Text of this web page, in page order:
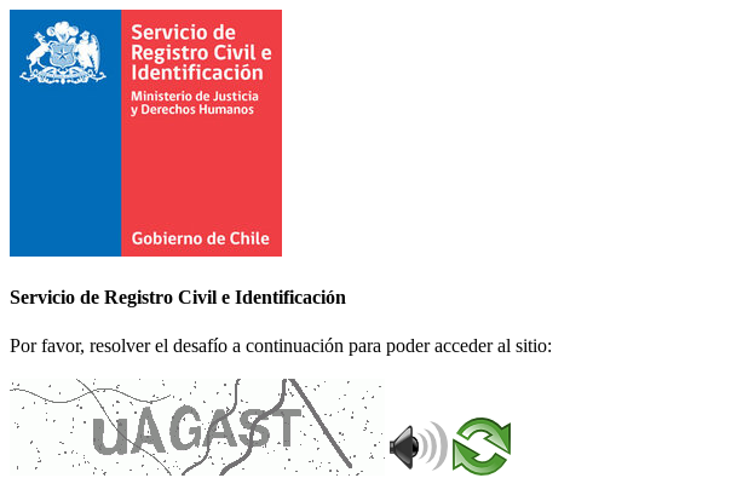
Servicio de Registro Civil e Identificación
Por favor, resolver el desafío a continuación para poder acceder al sitio: